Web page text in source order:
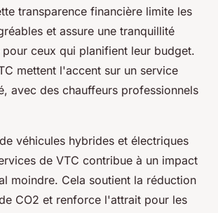
transparence financière limite les
et assure une tranquillité
ceux qui planifient leur budget.
mettent l'accent sur un service
avec des chauffeurs professionnels
véhicules hybrides et électriques
de VTC contribue à un impact
moindre. Cela soutient la réduction
CO2 et renforce l'attrait pour les